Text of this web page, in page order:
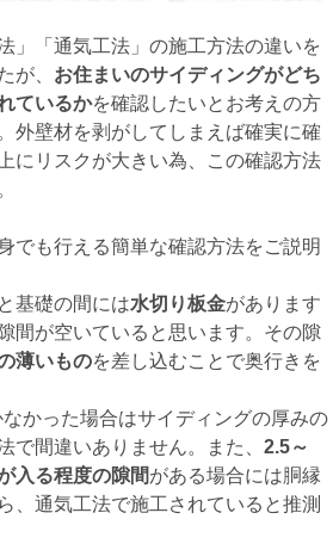
」「通気工法」の施工方法の違いを
が、 お住まいのサイディングがどち
ているかを確認したいとお考えの方
外壁材を剥がしてしまえば確実に確
にリスクが大きい為、この確認方法
でも行える簡単な確認方法をご説明
基礎の間には水切り板金があります
間が空いていると思います。その隙
薄いものを差し込むことで奥行きを
かった場合はサイディングの厚みの
で間違いありません。また、 2.5～
入る程度の隙間がある場合には胴縁
、通気工法で施工されていると推測